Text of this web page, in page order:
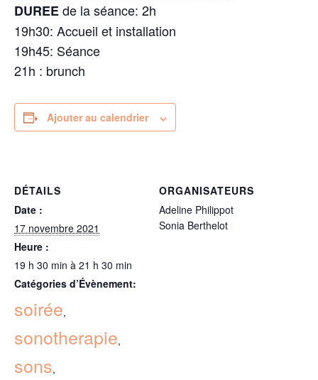
DUREEde la séance: 2h
19h30: Accueil et installation
19h45: Séance
21h : brunch
Ajouter au calendrier
DÉTAILS
Date :
17 novembre 2021
Heure :
19 h 30 min à 21 h 30 min
Catégories d’Évènement:
soirée,
sonotherapie,
sons,
ORGANISATEURS
Adeline Philippot
Sonia Berthelot